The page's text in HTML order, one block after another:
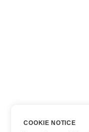
COOKIE NOTICE